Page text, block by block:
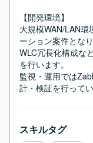
【開発環境】
大規模WAN/LAN
ーション案件とな
WLC冗長化構成な
を行います。
監視・運用では
計・検証を行って
スキルタグ